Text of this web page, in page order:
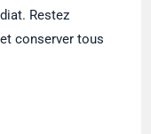
Restez
conserver tous